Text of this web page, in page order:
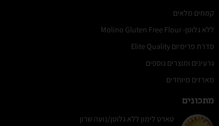
קמחים מלאים
ללא גלוטן- Molino Gluten Free Flour
סדרת פרימיום Elite Quality
גרעינים ומוצרים נוספים
מארזים מיוחדים
מתכונים
טארט לימון ללא גלוטן/נועה שרון